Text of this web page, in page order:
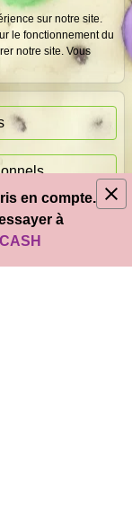
sur notre site.
le fonctionnement du
notre site. Vous
prix
en compte.
à